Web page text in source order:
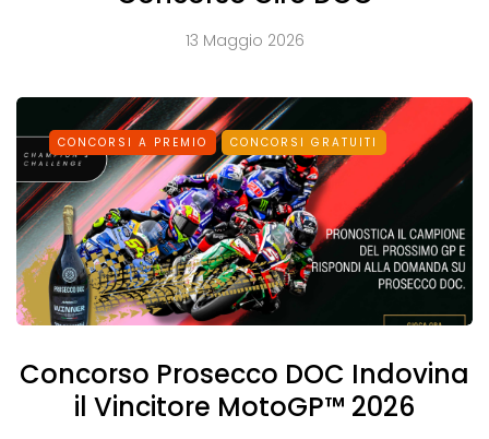
13 Maggio 2026
CONCORSI A PREMIO CONCORSI GRATUITI
Concorso Prosecco DOC Indovina
il Vincitore MotoGP™ 2026